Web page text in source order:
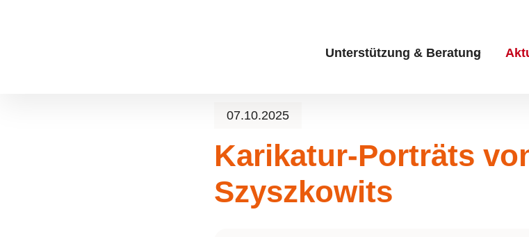
Unterstützung & Beratung
07.10.2025
Karikatur-Porträts
Szyszkowits